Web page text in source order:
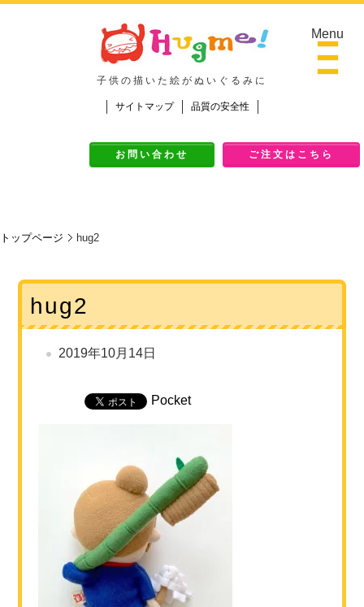
ご挨拶
Menu
子供の描いた絵がぬいぐるみに
サイトマップ 品質の安全性
お問い合わせ ご注文はこちら
トップページ hug2
hug2
2019年10月14日
Pocket